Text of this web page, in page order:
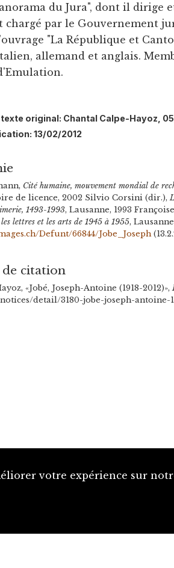
du Jura", dont il dirige
chargé par le Gouvernement
"La République et
allemand et anglais.
original: Chantal Calpe-Hayoz,
13/02/2012
Cité humaine, mouvement mondial de
de licence, 2002 Silvio Corsini (dir.),
1493-1993, Lausanne, 1993
les lettres et les arts de 1945 à 1955,
Defunt/66844/Jobe_Joseph
de citation
«Jobé, Joseph-Antoine (1918-2012)»,
detail/3180-jobe-joseph-antoine-
votre expérience sur